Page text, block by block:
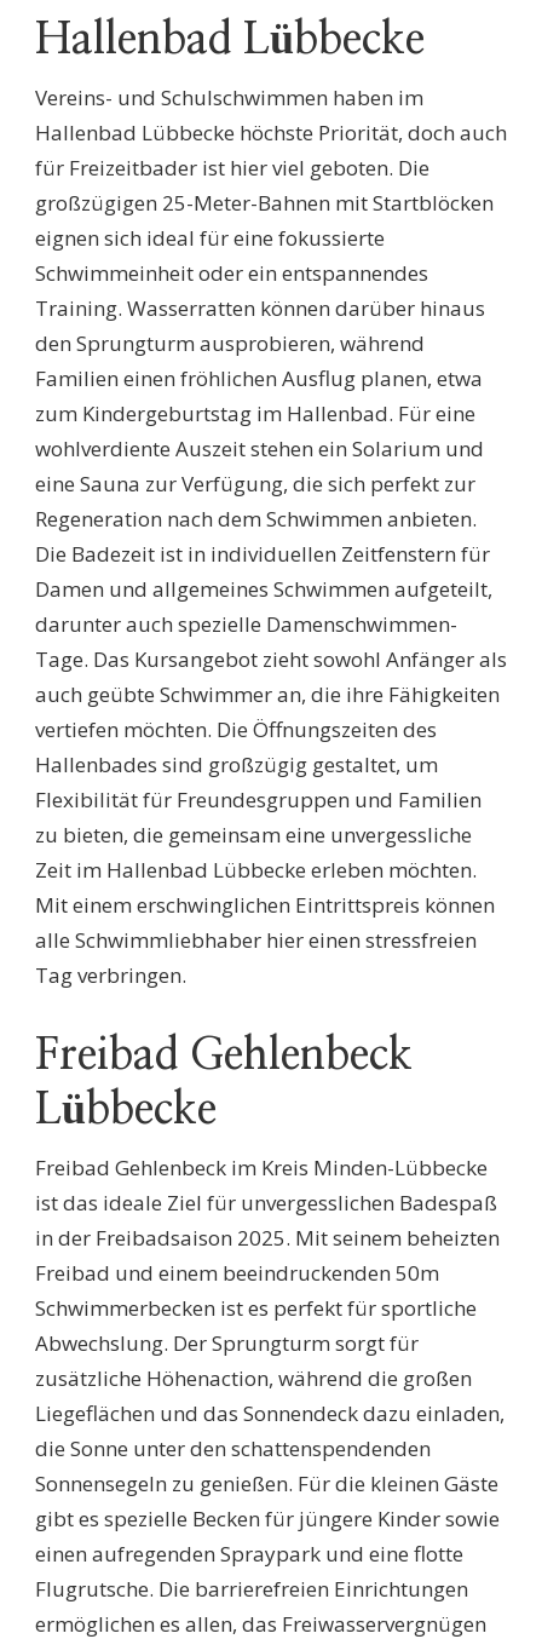
Hallenbad Lübbecke
Vereins- und Schulschwimmen haben im
Hallenbad Lübbecke höchste Priorität, doch auch
für Freizeitbader ist hier viel geboten. Die
großzügigen 25-Meter-Bahnen mit Startblöcken
eignen sich ideal für eine fokussierte
Schwimmeinheit oder ein entspannendes
Training. Wasserratten können darüber hinaus
den Sprungturm ausprobieren, während
Familien einen fröhlichen Ausflug planen, etwa
zum Kindergeburtstag im Hallenbad. Für eine
wohlverdiente Auszeit stehen ein Solarium und
eine Sauna zur Verfügung, die sich perfekt zur
Regeneration nach dem Schwimmen anbieten.
Die Badezeit ist in individuellen Zeitfenstern für
Damen und allgemeines Schwimmen aufgeteilt,
darunter auch spezielle Damenschwimmen-
Tage. Das Kursangebot zieht sowohl Anfänger als
auch geübte Schwimmer an, die ihre Fähigkeiten
vertiefen möchten. Die Öffnungszeiten des
Hallenbades sind großzügig gestaltet, um
Flexibilität für Freundesgruppen und Familien
zu bieten, die gemeinsam eine unvergessliche
Zeit im Hallenbad Lübbecke erleben möchten.
Mit einem erschwinglichen Eintrittspreis können
alle Schwimmliebhaber hier einen stressfreien
Tag verbringen.
Freibad Gehlenbeck
Lübbecke
Freibad Gehlenbeck im Kreis Minden-Lübbecke
ist das ideale Ziel für unvergesslichen Badespaß
in der Freibadsaison 2025. Mit seinem beheizten
Freibad und einem beeindruckenden 50m
Schwimmerbecken ist es perfekt für sportliche
Abwechslung. Der Sprungturm sorgt für
zusätzliche Höhenaction, während die großen
Liegeflächen und das Sonnendeck dazu einladen,
die Sonne unter den schattenspendenden
Sonnensegeln zu genießen. Für die kleinen Gäste
gibt es spezielle Becken für jüngere Kinder sowie
einen aufregenden Spraypark und eine flotte
Flugrutsche. Die barrierefreien Einrichtungen
ermöglichen es allen, das Freiwasservergnügen